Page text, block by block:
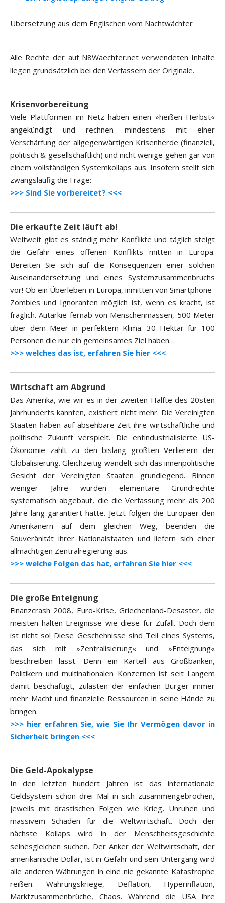
Übersetzung aus dem Englischen vom Nachtwächter
Alle Rechte der auf N8Waechter.net verwendeten Inhalte
liegen grundsätzlich bei den Verfassern der Originale.
Krisenvorbereitung
Viele Plattformen im Netz haben einen »heißen Herbst«
angekündigt und rechnen mindestens mit einer
Verschärfung der allgegenwärtigen Krisenherde (finanziell,
politisch & gesellschaftlich) und nicht wenige gehen gar von
einem vollständigen Systemkollaps aus. Insofern stellt sich
zwangsläufig die Frage:
>>> Sind Sie vorbereitet? <<<
Die erkaufte Zeit läuft ab!
Weltweit gibt es ständig mehr Konflikte und täglich steigt
die Gefahr eines offenen Konflikts mitten in Europa.
Bereiten Sie sich auf die Konsequenzen einer solchen
Auseinandersetzung und eines Systemzusammenbruchs
vor! Ob ein Überleben in Europa, inmitten von Smartphone-
Zombies und Ignoranten möglich ist, wenn es kracht, ist
fraglich. Autarkie fernab von Menschenmassen, 500 Meter
über dem Meer in perfektem Klima. 30 Hektar für 100
Personen die nur ein gemeinsames Ziel haben…
>>> welches das ist, erfahren Sie hier <<<
Wirtschaft am Abgrund
Das Amerika, wie wir es in der zweiten Hälfte des 20sten
Jahrhunderts kannten, existiert nicht mehr. Die Vereinigten
Staaten haben auf absehbare Zeit ihre wirtschaftliche und
politische Zukunft verspielt. Die entindustrialisierte US-
Ökonomie zählt zu den bislang größten Verlierern der
Globalisierung. Gleichzeitig wandelt sich das innenpolitische
Gesicht der Vereinigten Staaten grundlegend. Binnen
weniger Jahre wurden elementare Grundrechte
systematisch abgebaut, die die Verfassung mehr als 200
Jahre lang garantiert hatte. Jetzt folgen die Europäer den
Amerikanern auf dem gleichen Weg, beenden die
Souveränität ihrer Nationalstaaten und liefern sich einer
allmächtigen Zentralregierung aus.
>>> welche Folgen das hat, erfahren Sie hier <<<
Die große Enteignung
Finanzcrash 2008, Euro-Krise, Griechenland-Desaster, die
meisten halten Ereignisse wie diese für Zufall. Doch dem
ist nicht so! Diese Geschehnisse sind Teil eines Systems,
das sich mit »Zentralisierung« und »Enteignung«
beschreiben lässt. Denn ein Kartell aus Großbanken,
Politikern und multinationalen Konzernen ist seit Langem
damit beschäftigt, zulasten der einfachen Bürger immer
mehr Macht und finanzielle Ressourcen in seine Hände zu
bringen.
>>> hier erfahren Sie, wie Sie Ihr Vermögen davor in
Sicherheit bringen <<<
Die Geld-Apokalypse
In den letzten hundert Jahren ist das internationale
Geldsystem schon drei Mal in sich zusammengebrochen,
jeweils mit drastischen Folgen wie Krieg, Unruhen und
massivem Schaden für die Weltwirtschaft. Doch der
nächste Kollaps wird in der Menschheitsgeschichte
seinesgleichen suchen. Der Anker der Weltwirtschaft, der
amerikanische Dollar, ist in Gefahr und sein Untergang wird
alle anderen Währungen in eine nie gekannte Katastrophe
reißen. Währungskriege, Deflation, Hyperinflation,
Marktzusammenbrüche, Chaos. Während die USA ihre